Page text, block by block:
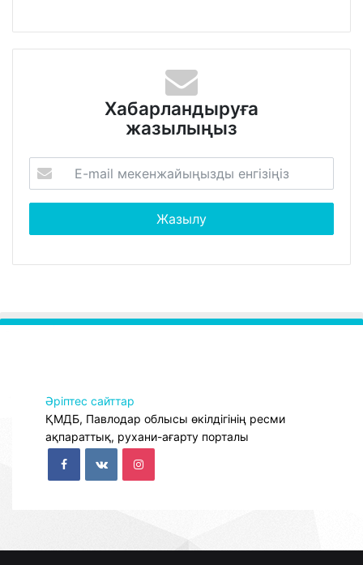
Хабарландыруға
жазылыңыз
Әріптес сайттар
ҚМДБ, Павлодар облысы өкілдігінің ресми
ақпараттық, рухани-ағарту порталы